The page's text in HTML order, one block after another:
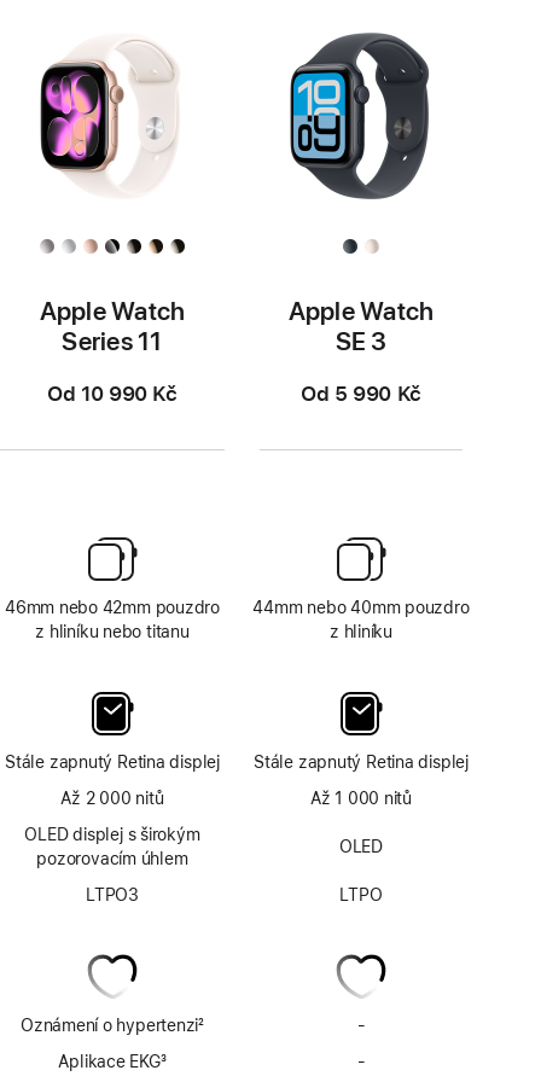
Apple Watch
Series 11
Od 10 990 Kč
46mm nebo 42mm pouzdro
z hliníku nebo titanu
Stále zapnutý Retina displej
Až 2 000 nitů
OLED displej s širokým
pozorovacím úhlem
LTPO3
Oznámení o hypertenzi2
Aplikace EKG3
Apple Watch
SE 3
Od 5 990 Kč
44mm nebo 40mm pouzdro
z hliníku
Stále zapnutý Retina displej
Až 1 000 nitů
OLED
LTPO
-
-